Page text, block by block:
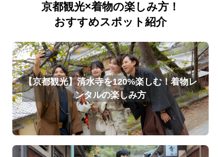
京都観光×着物の楽しみ方！
おすすめスポット紹介
【京都観光】清水寺を120%楽しむ！着物レ
ンタルの楽しみ方